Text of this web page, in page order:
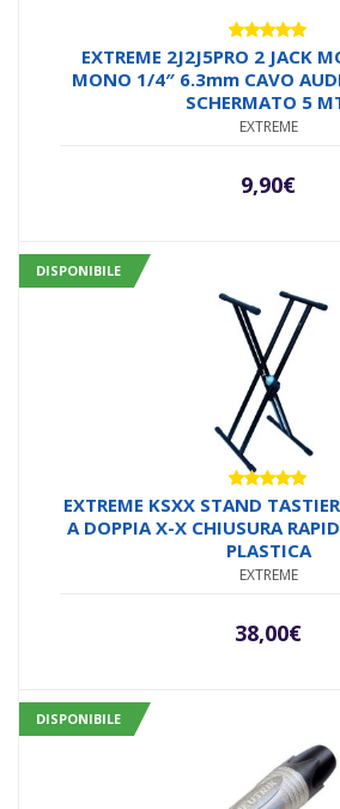
Valutato
5.00su 5
EXTREME 2J2J5PRO 2 JACK
MONO 1/4″ 6.3mm CAVO
SCHERMATO 5
EXTREME
9,90€
DISPONIBILE
Valutato
5.00su 5
EXTREME KSXX STAND
A DOPPIA X-X CHIUSURA
PLASTICA
EXTREME
38,00€
DISPONIBILE